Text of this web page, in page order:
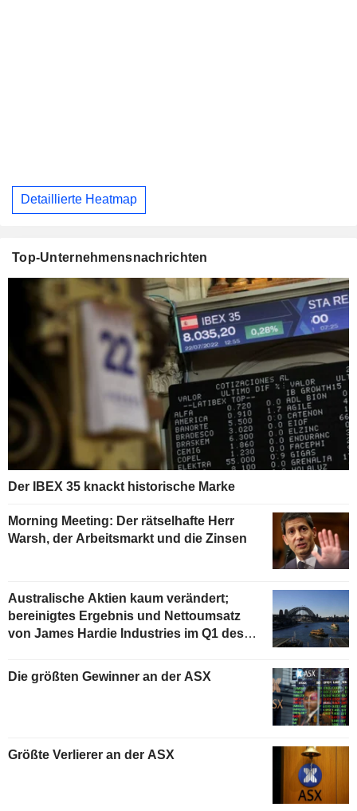
Detaillierte Heatmap
Top-Unternehmensnachrichten
Der IBEX 35 knackt historische Marke
Morning Meeting: Der rätselhafte Herr
Warsh, der Arbeitsmarkt und die Zinsen
Australische Aktien kaum verändert;
bereinigtes Ergebnis und Nettoumsatz
von James Hardie Industries im Q1 des
Die größten Gewinner an der ASX
Größte Verlierer an der ASX